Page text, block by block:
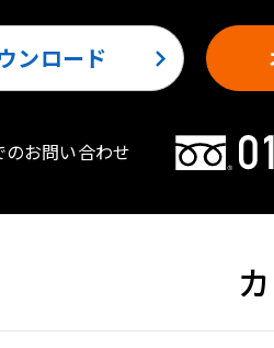
ンロード
のお問い合わせ